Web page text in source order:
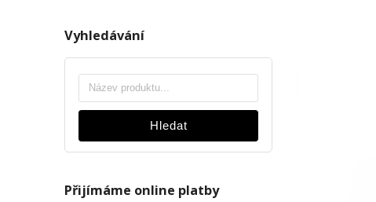
Vyhledávání
Hledat
Přijímáme online platby